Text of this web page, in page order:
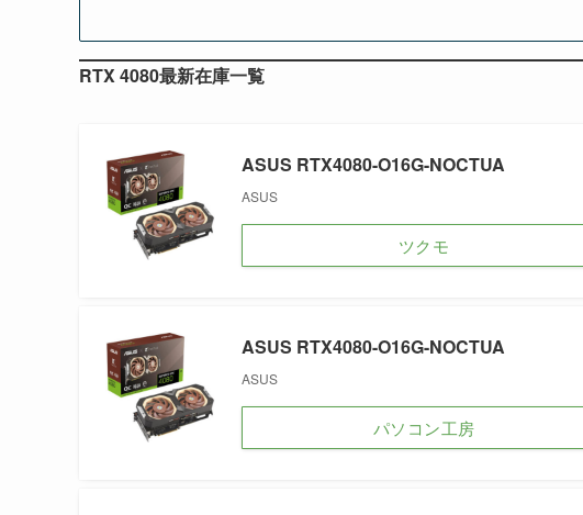
RTX 4080最新在庫一覧
ASUS RTX4080-O16G-NOCTUA
ASUS
ツクモ
ASUS RTX4080-O16G-NOCTUA
ASUS
パソコン工房